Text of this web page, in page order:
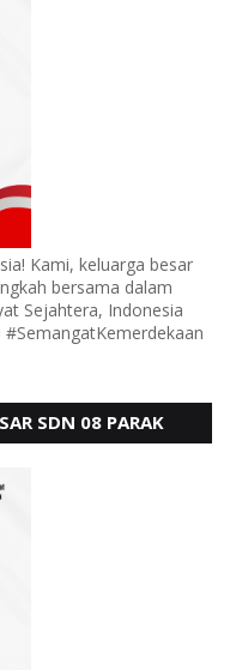
Kami, keluarga besar
bersama dalam
Sejahtera, Indonesia
SDN 08 PARAK